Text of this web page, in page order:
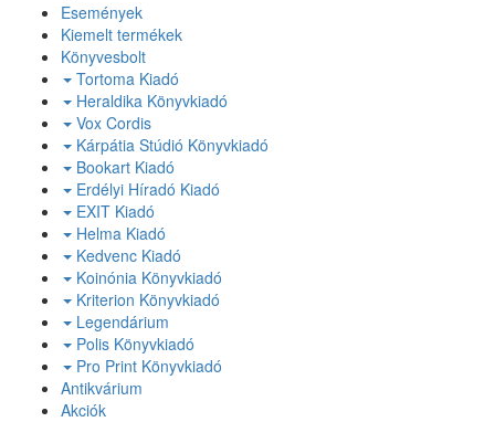
Események
Kiemelt termékek
Könyvesbolt
Tortoma Kiadó
Heraldika Könyvkiadó
Vox Cordis
Kárpátia Stúdió Könyvkiadó
Bookart Kiadó
Erdélyi Híradó Kiadó
EXIT Kiadó
Helma Kiadó
Kedvenc Kiadó
Koinónia Könyvkiadó
Kriterion Könyvkiadó
Legendárium
Polis Könyvkiadó
Pro Print Könyvkiadó
Antikvárium
Akciók